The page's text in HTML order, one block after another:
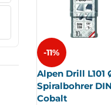
-11%
Alpen Drill L101
Spiralbohrer
Cobalt